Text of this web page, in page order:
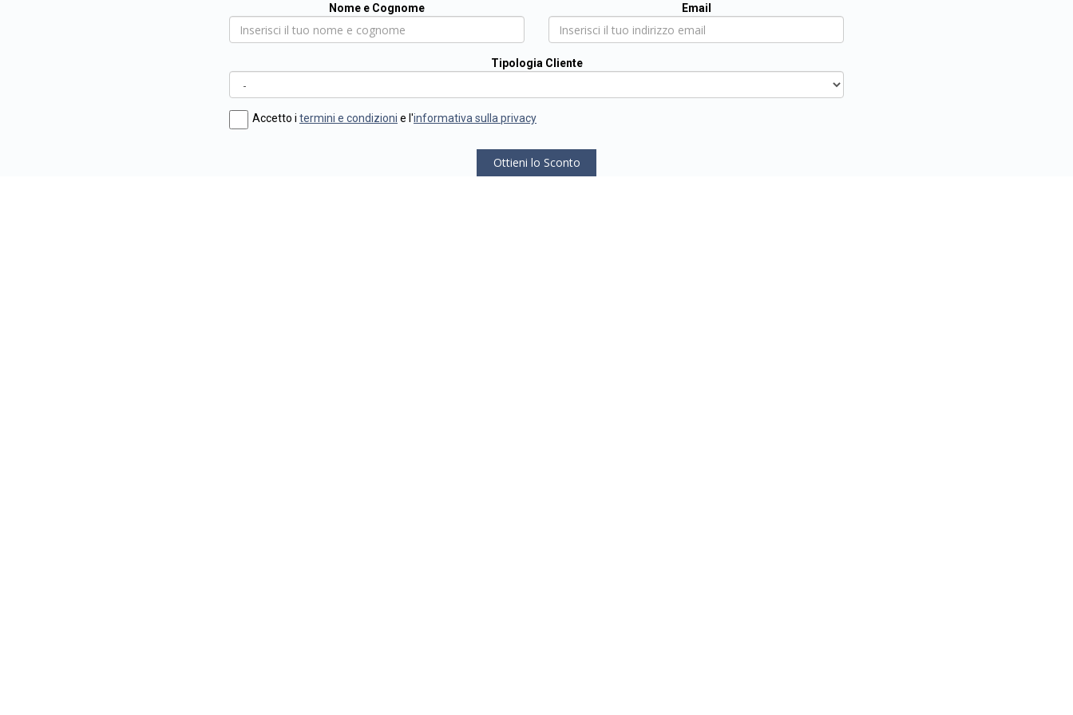
Nome e Cognome Email
Tipologia Cliente
Accetto i termini e condizioni e l'informativa sulla privacy
Ottieni lo Sconto